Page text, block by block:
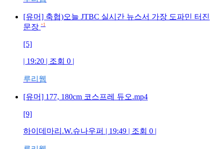
[유머] 축협)오늘 JTBC 실시간 뉴스서 가장 도파민 터진
문장 +1
[5]
| 19:20 | 조회 0 |
루리웹
[유머] 177, 180cm 코스프레 듀오.mp4
[9]
하이데마리.W.슈나우퍼 | 19:49 | 조회 0 |